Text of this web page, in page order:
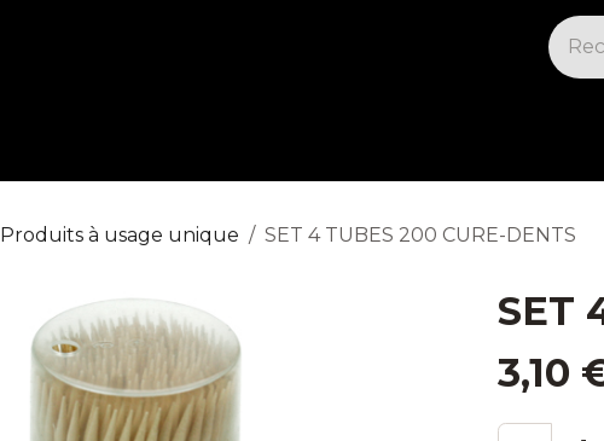
Produits à usage unique SET 4 TUBES 200 CURE-DENTS
SET
3,10